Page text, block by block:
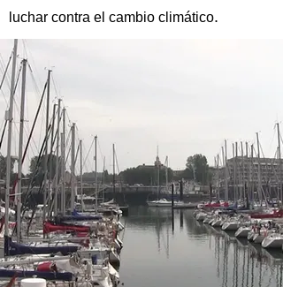
luchar contra el cambio climático.